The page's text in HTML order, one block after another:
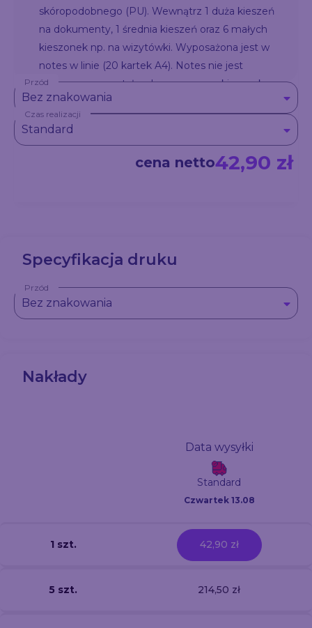
skóropodobnego (PU). Wewnątrz 1 duża kieszeń
na dokumenty, 1 średnia kieszeń oraz 6 małych
kieszonek np. na wizytówki. Wyposażona jest w
notes w linie (20 kartek A4). Notes nie jest
umocowany na stałe, ale wsuwany w kieszonkę,
dzięki czemu można go łatwo wymienić. Logo
można wykonać wieloma technikami na
Przód
Bez znakowania
Czas realizacji
Standard
cena netto42,90 zł
Specyfikacja druku
Przód
Bez znakowania
Nakłady
Data wysyłki
Standard
Czwartek 13.08
1 szt. 42,90 zł
5 szt. 214,50 zł